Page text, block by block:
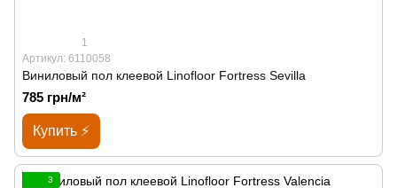
1
Артикул: 6110058
Виниловый пол клеевой Linofloor Fortress Sevilla
785 грн/м²
Купить ⚡
3